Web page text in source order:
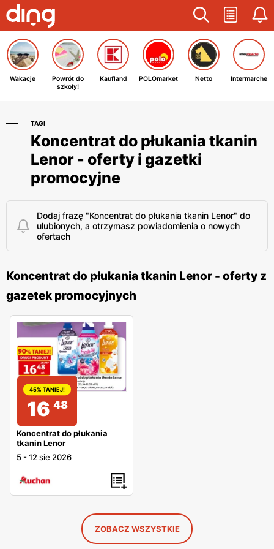
Wakacje
Powrót do
szkoły!
Kaufland POLOmarket Netto Intermarche
TAGI
Koncentrat do płukania tkanin
Lenor - oferty i gazetki
promocyjne
Dodaj frazę "Koncentrat do płukania tkanin Lenor" do
ulubionych, a otrzymasz powiadomienia o nowych
ofertach
Koncentrat do płukania tkanin Lenor - oferty z
gazetek promocyjnych
45% TANIEJ!
16 48
Koncentrat do płukania
tkanin Lenor
5 -12 sie 2026
ZOBACZ WSZYSTKIE